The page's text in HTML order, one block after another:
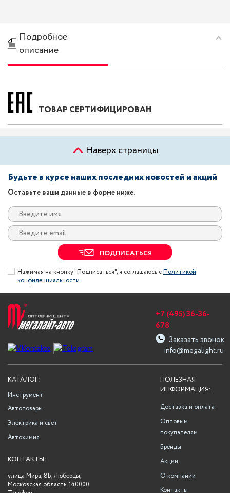
Подробное
описание
ТОВАР СЕРТИФИЦИРОВАН
Наверх страницы
Будьте в курсе наших последних новостей и акций
Оставьте ваши данные в форме ниже.
ПОДПИСАТЬСЯ
Нажимая на кнопку "Подписаться", я соглашаюсь сПолитикой
конфиденциальности
info@megalight.ru
+7 (495) 36-36-
678
Заказать звонок
ПОЛЕЗНАЯ
ИНФОРМАЦИЯ:
Доставка и оплата
Оптовым
покупателям
Бренды
Акции
О компании
Контакты
КАТАЛОГ:
Инструмент
Автотовары
Электрика и свет
Автохимия
КОНТАКТЫ:
улица Мира, 8Б, Люберцы,
Московская область, 140000